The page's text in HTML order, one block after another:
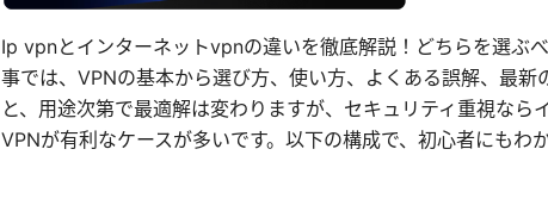
Ip vpnとインターネットvpnの違いを徹底解説！どちらを選ぶ
事では、VPNの基本から選び方、使い方、よくある誤解、最
と、用途次第で最適解は変わりますが、セキュリティ重視な
VPNが有利なケースが多いです。以下の構成で、初心者にもわ